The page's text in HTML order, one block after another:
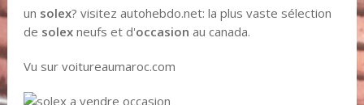
un solex? visitez autohebdo.net: la plus vaste sélection
de solexneufs et d'occasion au canada.
Vu sur voitureaumaroc.com